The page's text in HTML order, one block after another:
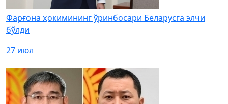
Фарғона ҳокимининг ўринбосари Беларусга элчи
бўлди
27 июл